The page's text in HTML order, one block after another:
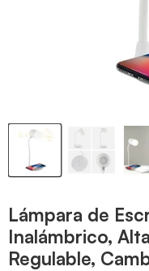
Lámpara de
Inalámbrico,
Regulable,